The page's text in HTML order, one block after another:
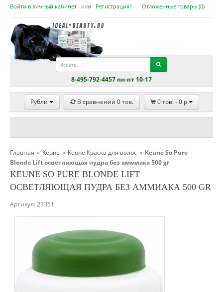
Войти в личный кабинет или Регистрация? Отложенные товары (0)
8-495-792-4457 пн-пт 10-17
Рубли В сравнении 0тов. 0тов. -0 p
Главная » Keune » Keune Краска для волос » Keune So Pure
Blonde Lift осветляющая пудра без аммиака 500 gr
KEUNE SO PURE BLONDE LIFT
ОСВЕТЛЯЮЩАЯ ПУДРА БЕЗ АММИАКА 500 GR
Артикул:23351